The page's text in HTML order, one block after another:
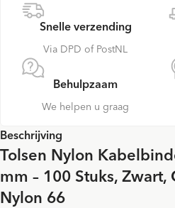
Snelle verzending
Via DPD of PostNL
Behulpzaam
We helpen u graag
Beschrijving
Tolsen Nylon
mm – 100 Stuks,
Nylon 66